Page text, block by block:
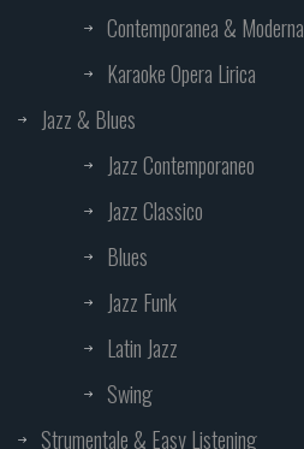
Contemporanea & Moderna
Karaoke Opera Lirica
Jazz & Blues
Jazz Contemporaneo
Jazz Classico
Blues
Jazz Funk
Latin Jazz
Swing
Strumentale & Easy Listening